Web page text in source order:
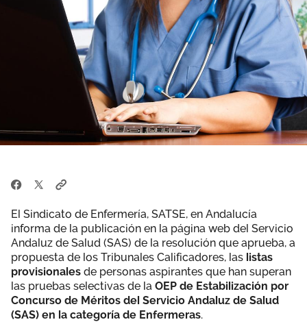
El Sindicato de Enfermería, SATSE, en Andalucía
informa de la publicación en la página web del Servicio
Andaluz de Salud (SAS) de la resolución que aprueba, a
propuesta de los Tribunales Calificadores, las listas
provisionales de personas aspirantes que han superan
las pruebas selectivas de la OEP de Estabilización por
Concurso de Méritos del Servicio Andaluz de Salud
(SAS) en la categoría de Enfermeras.